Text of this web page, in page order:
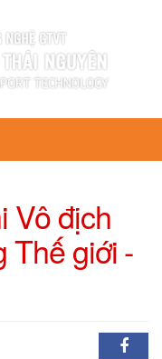
Vô địch
Thế giới -